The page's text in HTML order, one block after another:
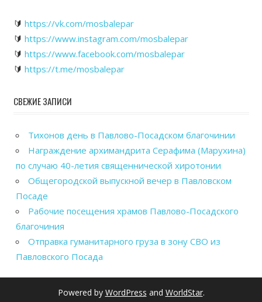
🔰 https://vk.com/mosbalepar
🔰 https://www.instagram.com/mosbalepar
🔰 https://www.facebook.com/mosbalepar
🔰 https://t.me/mosbalepar
СВЕЖИЕ ЗАПИСИ
Тихонов день в Павлово-Посадском благочинии
Награждение архимандрита Серафима (Марухина)
по случаю 40-летия священнической хиротонии
Общегородской выпускной вечер в Павловском
Посаде
Рабочие посещения храмов Павлово-Посадского
благочиния
Отправка гуманитарного груза в зону СВО из
Павловского Посада
Powered by WordPress and WorldStar.